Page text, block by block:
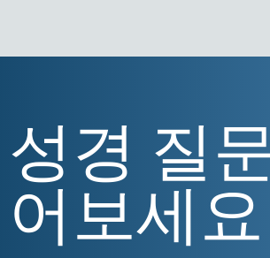
성경 질
어보세요